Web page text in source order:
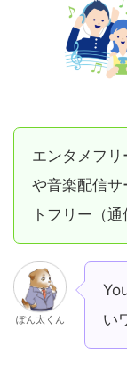
エンタメフ
や音楽配信
トフリー（
ぽん太くん
い